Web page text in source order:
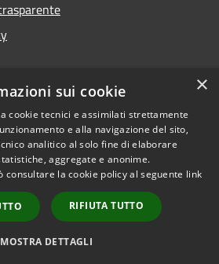
Copyright © 2026 • Comune di
Carrara • Powered by
Municipium•
Accesso
redazione
×
sui cookie
cookie tecnici e assimilati strettamente
e alla navigazione del sito,
analitico al solo fine di elaborare
aggregate e anonime.
consultare la cookie policy al seguente link
RIFIUTA TUTTO
MOSTRA DETTAGLI